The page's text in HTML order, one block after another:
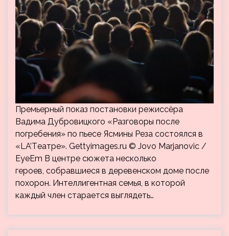
Премьерный показ постановки режиссёра
Вадима Дубровицкого «Разговоры после
погребения» по пьесе Ясмины Реза состоялся в
«LA’Tеатре». Gettyimages.ru © Jovo Marjanovic /
EyeEm В центре сюжета несколько
героев, собравшиеся в деревенском доме после
похорон. Интеллигентная семья, в которой
каждый член старается выглядеть…